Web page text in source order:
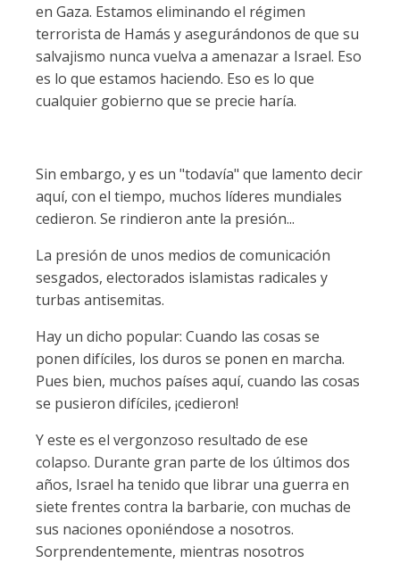
en Gaza. Estamos eliminando el régimen
terrorista de Hamás y asegurándonos de que su
salvajismo nunca vuelva a amenazar a Israel. Eso
es lo que estamos haciendo. Eso es lo que
cualquier gobierno que se precie haría.
Sin embargo, y es un "todavía" que lamento decir
aquí, con el tiempo, muchos líderes mundiales
cedieron. Se rindieron ante la presión...
La presión de unos medios de comunicación
sesgados, electorados islamistas radicales y
turbas antisemitas.
Hay un dicho popular: Cuando las cosas se
ponen difíciles, los duros se ponen en marcha.
Pues bien, muchos países aquí, cuando las cosas
se pusieron difíciles, ¡cedieron!
Y este es el vergonzoso resultado de ese
colapso. Durante gran parte de los últimos dos
años, Israel ha tenido que librar una guerra en
siete frentes contra la barbarie, con muchas de
sus naciones oponiéndose a nosotros.
Sorprendentemente, mientras nosotros